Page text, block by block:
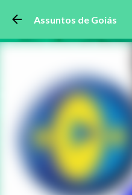
Pular para o
Assuntos de Goiás